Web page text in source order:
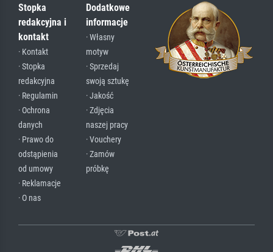
Stopka
redakcyjna i
kontakt
· Kontakt
· Stopka
redakcyjna
· Regulamin
· Ochrona
danych
· Prawo do
odstąpienia
od umowy
· Reklamacje
· O nas
Dodatkowe
informacje
· Własny
motyw
· Sprzedaj
swoją sztukę
· Jakość
· Zdjęcia
naszej pracy
· Vouchery
· Zamów
próbkę